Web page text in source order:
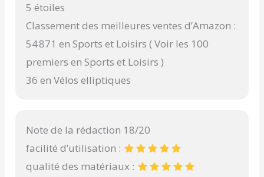
5 étoiles
Classement des meilleures ventes d’Amazon :
54 871 en Sports et Loisirs ( Voir les 100
premiers en Sports et Loisirs )
36 en Vélos elliptiques
Note de la rédaction 18/20
facilité d’utilisation :
qualité des matériaux :